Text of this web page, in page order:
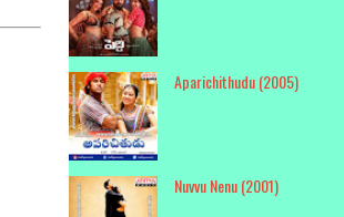
Aparichithudu (2005)
Nuvvu Nenu (2001)